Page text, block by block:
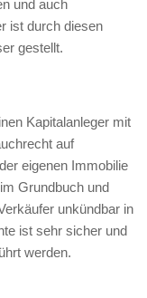
und auch
ist durch diesen
gestellt.
Kapitalanleger mit
auf
eigenen Immobilie
Grundbuch und
unkündbar in
ist sehr sicher und
werden.